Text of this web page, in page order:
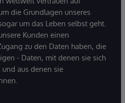
die Grundlagen unseres
um das Leben selbst geht.
Kunden einen
zu den Daten haben, die
- Daten, mit denen sie sich
aus denen sie